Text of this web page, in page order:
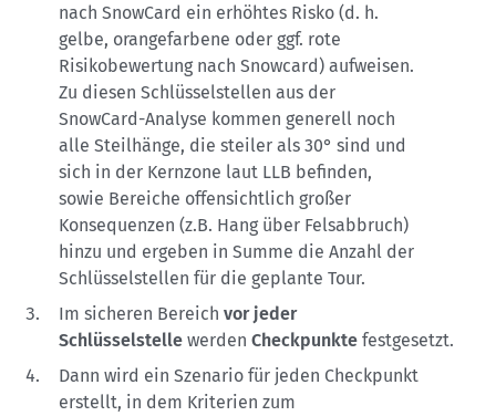
nach SnowCard ein erhöhtes Risko (d. h.
gelbe, orangefarbene oder ggf. rote
Risikobewertung nach Snowcard) aufweisen.
Zu diesen Schlüsselstellen aus der
SnowCard-Analyse kommen generell noch
alle Steilhänge, die steiler als 30° sind und
sich in der Kernzone laut LLB befinden,
sowie Bereiche offensichtlich großer
Konsequenzen (z.B. Hang über Felsabbruch)
hinzu und ergeben in Summe die Anzahl der
Schlüsselstellen für die geplante Tour.
Im sicheren Bereich vor jeder
Schlüsselstellewerden Checkpunktefestgesetzt.
Dann wird ein Szenario für jeden Checkpunkt
erstellt, in dem Kriterien zum